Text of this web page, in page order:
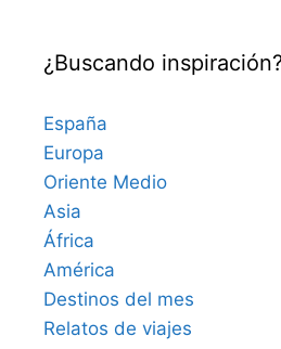
¿Buscando inspiración?
España
Europa
Oriente Medio
Asia
África
América
Destinos del mes
Relatos de viajes